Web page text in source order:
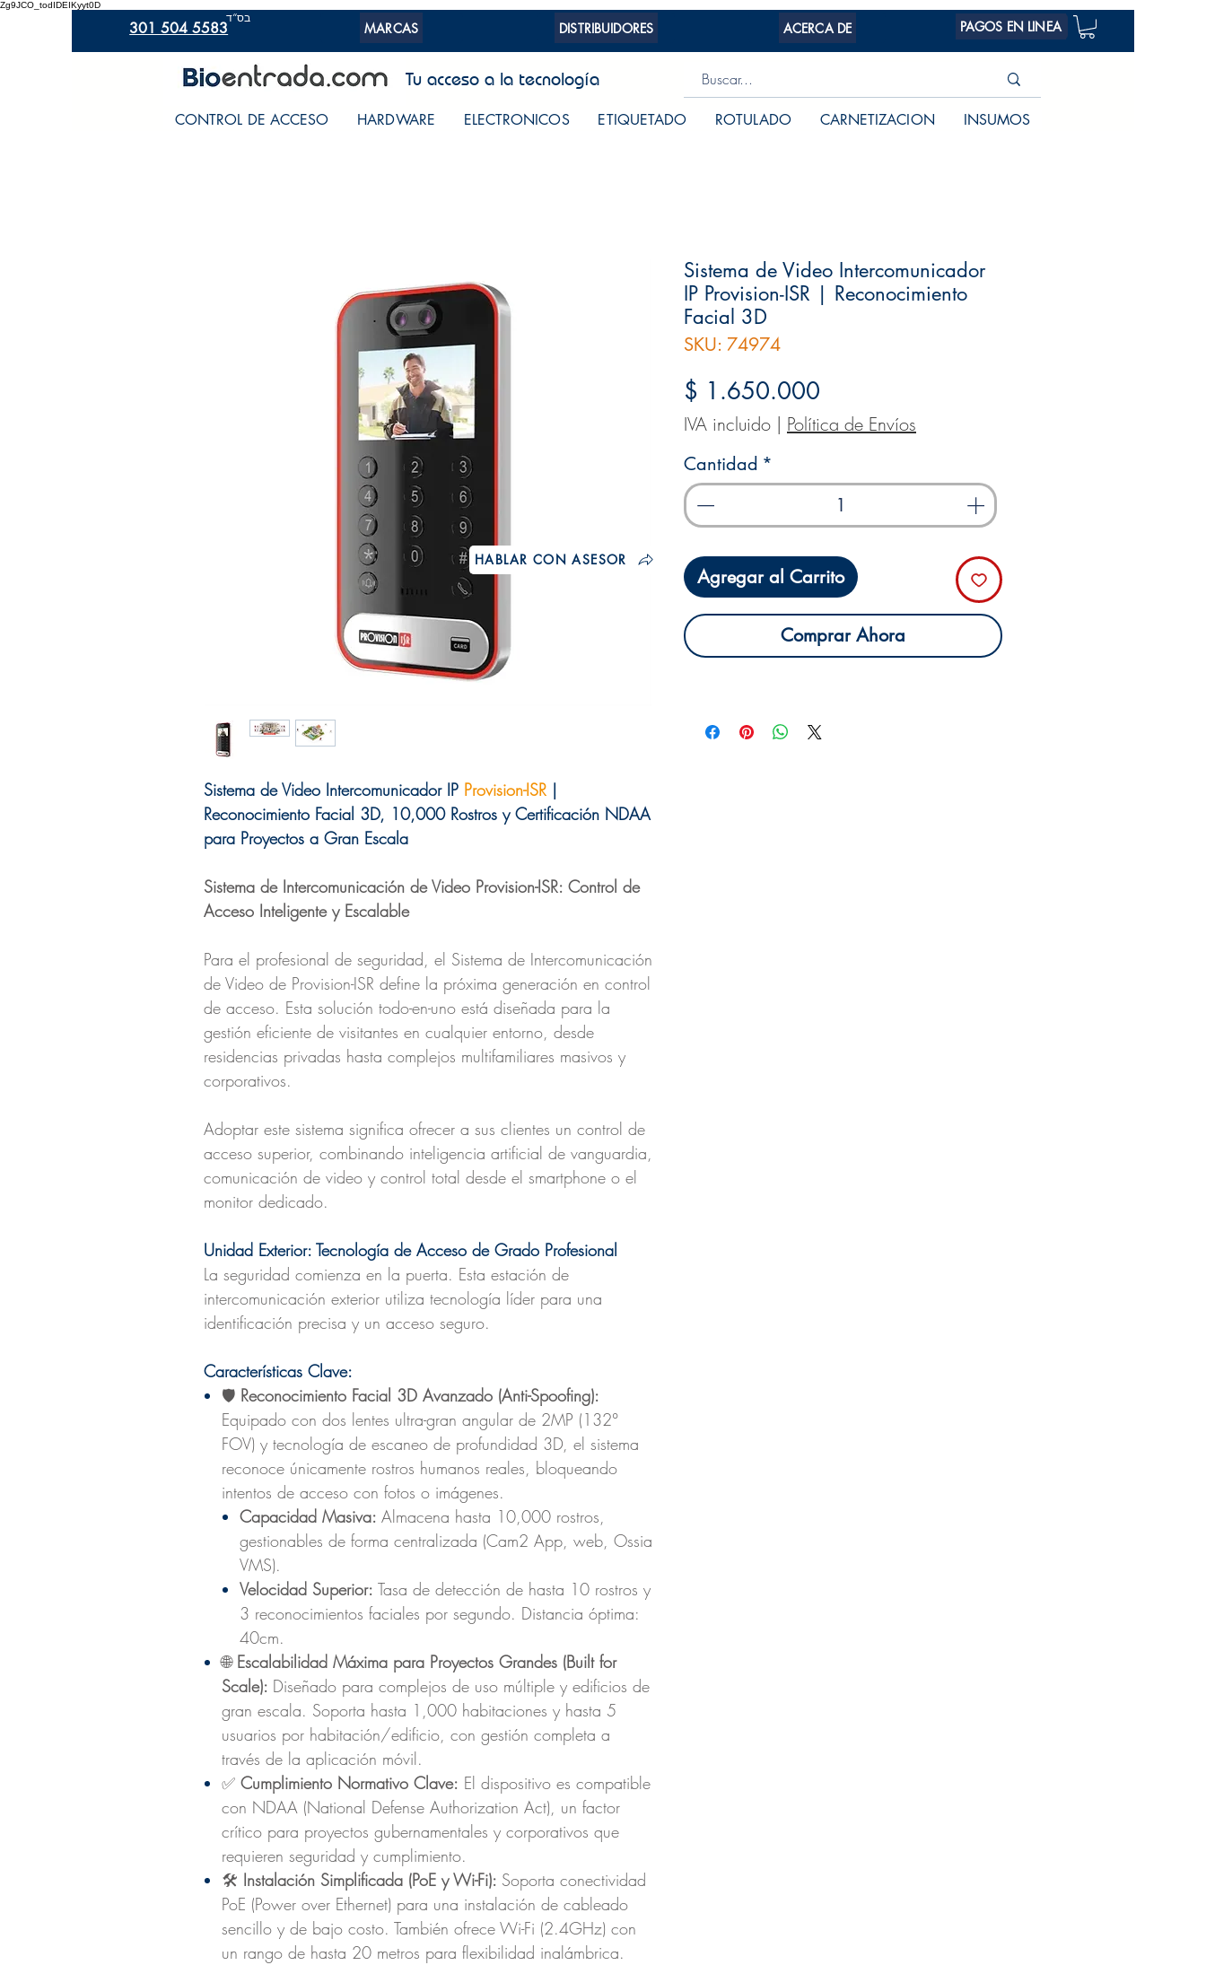
Zg9JCO_todIDEIKyyt0D
301 504 5583
בס“ד
MARCAS DISTRIBUIDORES ACERCA DE PAGOS EN LINEA
Tu acceso a la tecnología
CONTROL DE ACCESO HARDWARE ELECTRONICOS ETIQUETADO ROTULADO CARNETIZACION INSUMOS
Sistema de Video Intercomunicador IP Provision-ISR |
Reconocimiento Facial 3D, 10,000 Rostros y Certificación NDAA
para Proyectos a Gran Escala
Sistema de Intercomunicación de Video Provision-ISR: Control de
Acceso Inteligente y Escalable
Para el profesional de seguridad, el Sistema de Intercomunicación
de Video de Provision-ISR define la próxima generación en control
de acceso. Esta solución todo-en-uno está diseñada para la
gestión eficiente de visitantes en cualquier entorno, desde
residencias privadas hasta complejos multifamiliares masivos y
corporativos.
Adoptar este sistema significa ofrecer a sus clientes un control de
acceso superior, combinando inteligencia artificial de vanguardia,
comunicación de video y control total desde el smartphone o el
monitor dedicado.
Unidad Exterior: Tecnología de Acceso de Grado Profesional
La seguridad comienza en la puerta. Esta estación de
intercomunicación exterior utiliza tecnología líder para una
identificación precisa y un acceso seguro.
Características Clave:
🛡️ Reconocimiento Facial 3D Avanzado (Anti-Spoofing):
Equipado con dos lentes ultra-gran angular de 2MP (132°
FOV) y tecnología de escaneo de profundidad 3D, el sistema
reconoce únicamente rostros humanos reales, bloqueando
intentos de acceso con fotos o imágenes.
Capacidad Masiva: Almacena hasta 10,000 rostros,
gestionables de forma centralizada (Cam2 App, web, Ossia
VMS).
Velocidad Superior: Tasa de detección de hasta 10 rostros y
3 reconocimientos faciales por segundo. Distancia óptima:
40cm.
🌐 Escalabilidad Máxima para Proyectos Grandes (Built for
Scale): Diseñado para complejos de uso múltiple y edificios de
gran escala. Soporta hasta 1,000 habitaciones y hasta 5
usuarios por habitación/edificio, con gestión completa a
través de la aplicación móvil.
✅ Cumplimiento Normativo Clave: El dispositivo es compatible
con NDAA (National Defense Authorization Act), un factor
crítico para proyectos gubernamentales y corporativos que
requieren seguridad y cumplimiento.
🛠️ Instalación Simplificada (PoE y Wi-Fi): Soporta conectividad
PoE (Power over Ethernet) para una instalación de cableado
sencillo y de bajo costo. También ofrece Wi-Fi (2.4GHz) con
un rango de hasta 20 metros para flexibilidad inalámbrica.
Sistema de Video Intercomunicador
IP Provision-ISR | Reconocimiento
Facial 3D
SKU: 74974
$ 1.650.000
IVA incluido | Política de Envíos
Cantidad *
Agregar al Carrito
Comprar Ahora
HABLAR CON ASESOR